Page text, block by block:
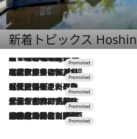
新着トピックス
11 Hours Ago
【トンボの足水浴】ヒノキの香りに包まれて涼感マックス！約13℃の湧水かけ流しを避暑地「星野温泉 トンボの湯」で体験
2026.7.31
【ホテル帰省】という選択肢をOMOが提案。家族とほどよい距離を保つには「昼は実家、夜は気兼ねなくホテルで！」
2026.7.24
【夏限定ディナーコース】旬を迎える稚鮎や花ズッキーニなどをイタリア・トスカーナの郷土料理の手法で満喫！
2026.7.17
「土佐和ハーブかき氷」がOMO7高知に登場！生姜、山椒、大葉など目にも舌にも涼を呼ぶ郷土の味
2026.7.10
NEW OPEN！【界 草津】名湯の地に誕生。趣の異なる2種の温泉と上州ならではの会席・蕎麦割烹など美食を味わう究極の癒やし旅